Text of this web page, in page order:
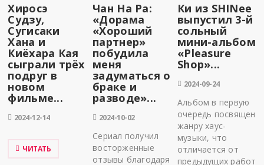
Хиросэ
Судзу,
Сугисаки
Хана и
Киёхара Кая
сыграли трёх
подруг в
новом
фильме...
2024-12-14
ЧИТАТЬ
Чан На Ра:
«Дорама
«Хороший
партнер»
побудила
меня
задуматься о
браке и
разводе»...
2024-10-02
Сериал получил
восторженные
отзывы благодаря
Ки из SHINee
выпустил 3-й
сольный
мини-альбом
«Pleasure
Shop»...
2024-09-24
Альбом в первую
очередь посвящен
жанру хаус-
музыки, что
отличается от
предыдущих работ